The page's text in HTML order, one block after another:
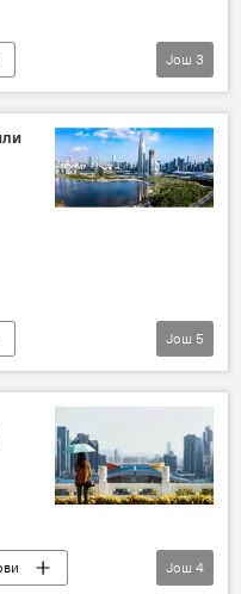
Још 3
шенген
преговори
Још 5
Још 4